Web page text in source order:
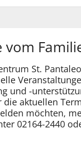
vom
St.
und -
aktuellen
möchten,
02164-2440